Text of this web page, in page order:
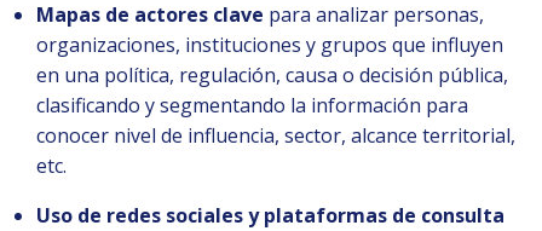
Mapas de actores clave para analizar personas,
organizaciones, instituciones y grupos que influyen
en una política, regulación, causa o decisión pública,
clasificando y segmentando la información para
conocer nivel de influencia, sector, alcance territorial,
etc.
Uso de redes sociales y plataformas de consulta